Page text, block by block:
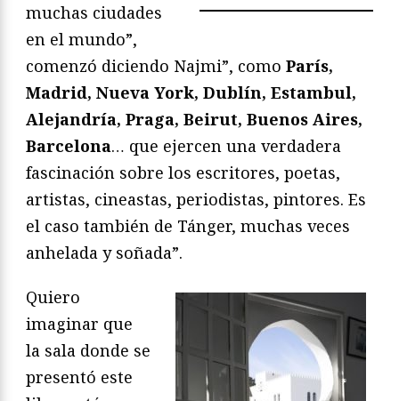
muchas ciudades
en el mundo”,
comenzó diciendo Najmi”, como París,
Madrid, Nueva York, Dublín, Estambul,
Alejandría, Praga, Beirut, Buenos Aires,
Barcelona… que ejercen una verdadera
fascinación sobre los escritores, poetas,
artistas, cineastas, periodistas, pintores. Es
el caso también de Tánger, muchas veces
anhelada y soñada”.
Quiero
imaginar que
la sala donde se
presentó este